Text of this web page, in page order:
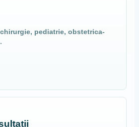
pediatrie, obstetrica-